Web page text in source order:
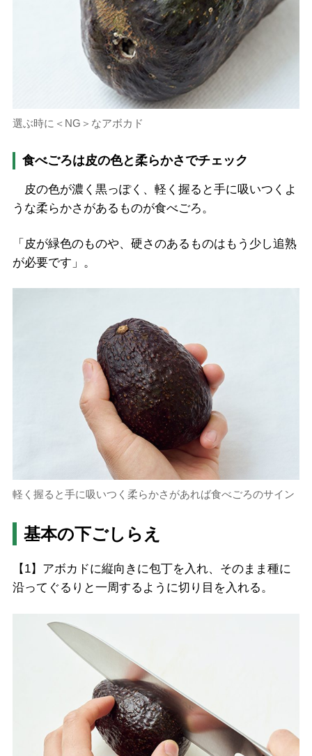
選ぶ時に＜NG＞なアボカド
食べごろは皮の色と柔らかさでチェック
皮の色が濃く黒っぽく、軽く握ると手に吸いつくよ
うな柔らかさがあるものが食べごろ。
「皮が緑色のものや、硬さのあるものはもう少し追熟
が必要です」。
軽く握ると手に吸いつく柔らかさがあれば食べごろのサイン
基本の下ごしらえ
【1】アボカドに縦向きに包丁を入れ、そのまま種に
沿ってぐるりと一周するように切り目を入れる。